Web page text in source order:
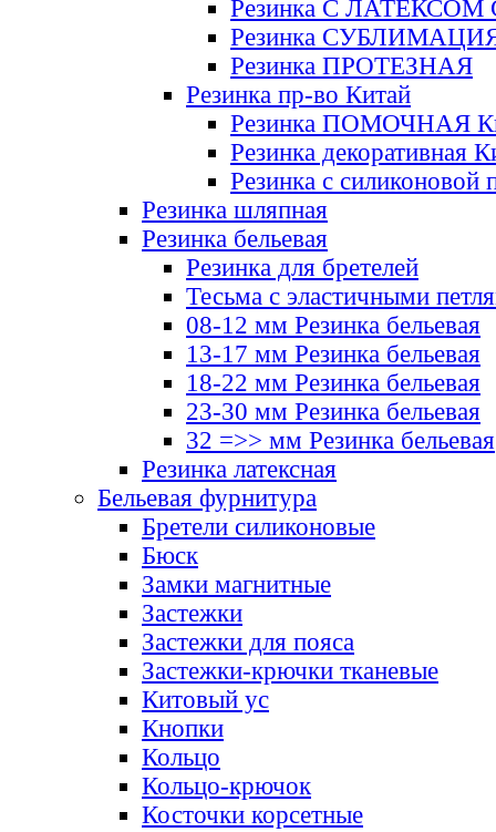
Резинка С ЛАТЕКСОМ
Резинка
Резинка ПРОТЕЗНАЯ
Резинка пр-во Китай
Резинка ПОМОЧНАЯ
Резинка декоративная
Резинка с силиконовой
Резинка шляпная
Резинка бельевая
Резинка для бретелей
Тесьма с эластичными
08-12 мм Резинка бельевая
13-17 мм Резинка бельевая
18-22 мм Резинка бельевая
23-30 мм Резинка бельевая
32 =>> мм Резинка бельевая
Резинка латексная
Бельевая фурнитура
Бретели силиконовые
Бюск
Замки магнитные
Застежки
Застежки для пояса
Застежки-крючки тканевые
Китовый ус
Кнопки
Кольцо
Кольцо-крючок
Косточки корсетные